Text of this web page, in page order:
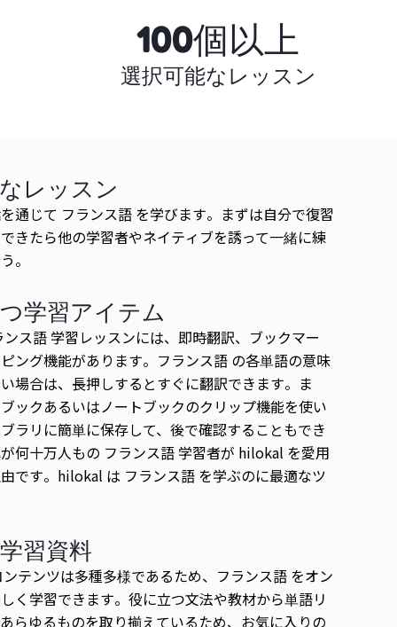
100個以上
選択可能なレッスン
レッスン
通じて フランス語 を学びます。まずは自分で復習
きたら他の学習者やネイティブを誘って一緒に練
。
学習アイテム
ス語 学習レッスンには、即時翻訳、ブックマー
ング機能があります。フランス語 の各単語の意味
場合は、長押しするとすぐに翻訳できます。ま
ックあるいはノートブックのクリップ機能を使い
ラリに簡単に保存して、後で確認することもでき
何十万人もの フランス語 学習者が hilokal を愛用
です。hilokal は フランス語 を学ぶのに最適なツ
習資料
テンツは多種多様であるため、フランス語 をオン
く学習できます。役に立つ文法や教材から単語リ
らゆるものを取り揃えているため、お気に入りの